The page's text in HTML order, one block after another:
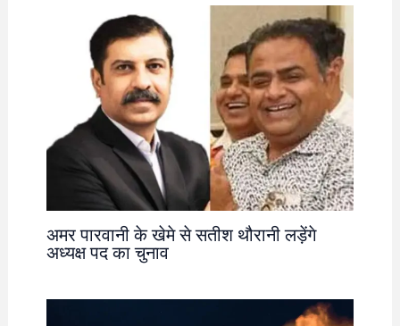
अमर पारवानी के खेमे से सतीश थौरानी लड़ेंगे
अध्यक्ष पद का चुनाव